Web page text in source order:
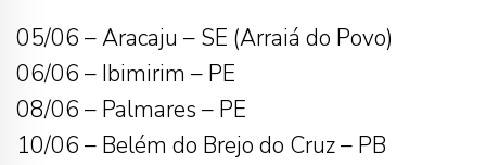
05/06 – Aracaju – SE (Arraiá do Povo)
06/06 – Ibimirim – PE
08/06 – Palmares – PE
10/06 – Belém do Brejo do Cruz – PB